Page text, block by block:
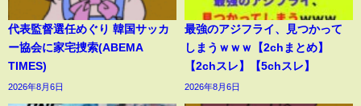
代表監督選任めぐり 韓国サッカ
ー協会に家宅捜索(ABEMA
TIMES)
2026年8月6日
最強のアジフライ、見つかって
しまうｗｗｗ【2chまとめ】
【2chスレ】【5chスレ】
2026年8月6日